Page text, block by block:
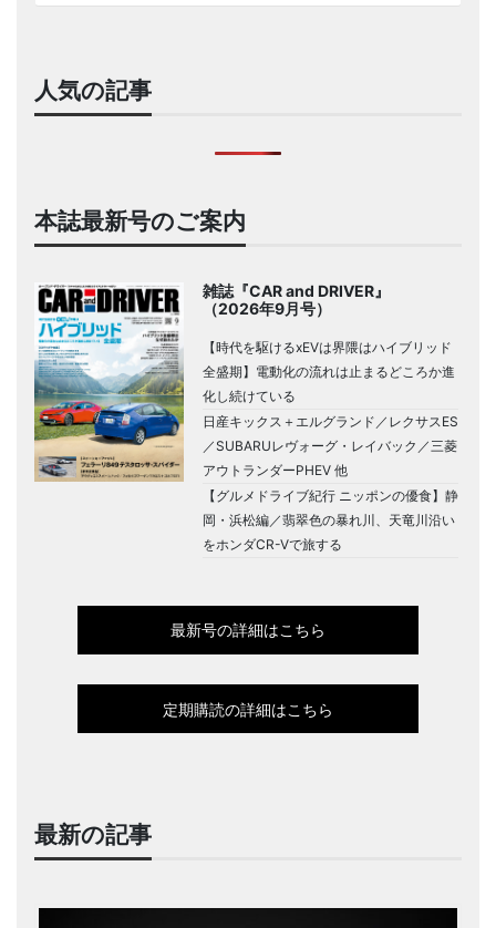
人気の記事
本誌最新号のご案内
雑誌『CAR and DRIVER』
（2026年9月号）
【時代を駆けるxEVは界隈はハイブリッド
全盛期】電動化の流れは止まるどころか進
化し続けている
日産キックス＋エルグランド／レクサスES
／SUBARUレヴォーグ・レイバック／三菱
アウトランダーPHEV 他
【グルメドライブ紀行 ニッポンの優食】静
岡・浜松編／翡翠色の暴れ川、天竜川沿い
をホンダCR-Vで旅する
最新号の詳細はこちら
定期購読の詳細はこちら
最新の記事